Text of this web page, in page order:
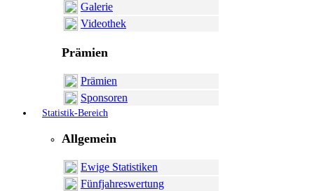
Galerie
Videothek
Prämien
Prämien
Sponsoren
Statistik-Bereich
Allgemein
Ewige Statistiken
Fünfjahreswertung